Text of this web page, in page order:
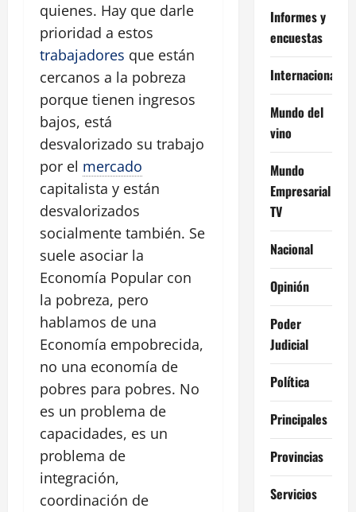
quienes. Hay que darle
prioridad a estos
trabajadores que están
cercanos a la pobreza
porque tienen ingresos
bajos, está
desvalorizado su trabajo
por el mercado
capitalista y están
desvalorizados
socialmente también. Se
suele asociar la
Economía Popular con
la pobreza, pero
hablamos de una
Economía empobrecida,
no una economía de
pobres para pobres. No
es un problema de
capacidades, es un
problema de
integración,
coordinación de
Informes y
encuestas
Internacional
Mundo del
vino
Mundo
Empresarial
TV
Nacional
Opinión
Poder
Judicial
Política
Principales
Provincias
Servicios